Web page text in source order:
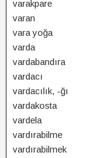
varakpare
varan
vara yoğa
varda
vardabandıra
vardacı
vardacılık, -ğı
vardakosta
vardela
vardırabilme
vardırabilmek